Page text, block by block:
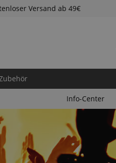
Versand ab 49€
Info-Center